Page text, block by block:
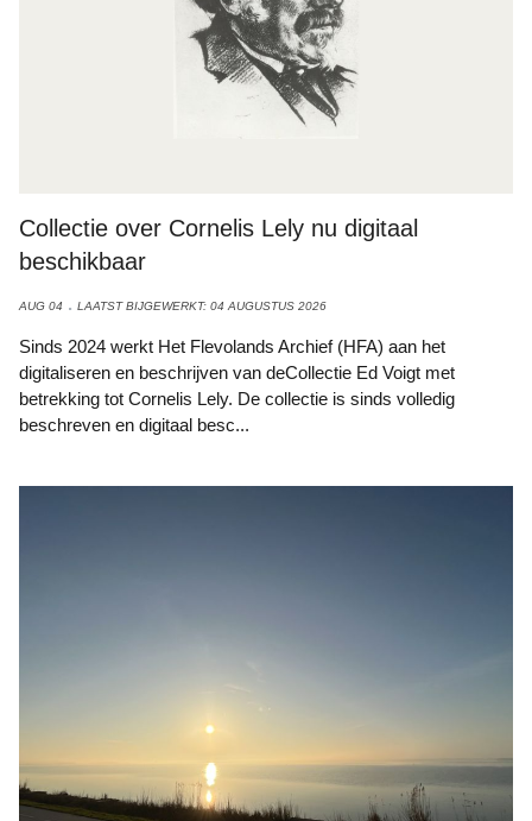
Collectie over Cornelis Lely nu digitaal
beschikbaar
AUG 04 LAATST BIJGEWERKT: 04 AUGUSTUS 2026
Sinds 2024 werkt Het Flevolands Archief (HFA) aan het
digitaliseren en beschrijven van deCollectie Ed Voigt met
betrekking tot Cornelis Lely. De collectie is sinds volledig
beschreven en digitaal besc...